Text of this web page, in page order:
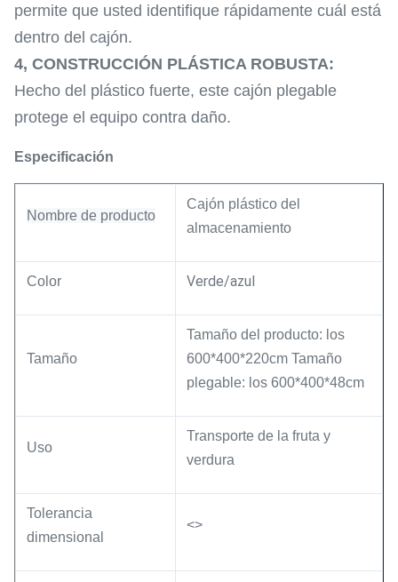
permite que usted identifique rápidamente cuál está
dentro del cajón.
4, CONSTRUCCIÓN PLÁSTICA ROBUSTA:
Hecho del plástico fuerte, este cajón plegable
protege el equipo contra daño.
Especificación
Nombre de producto
Cajón plástico del
almacenamiento
Color Verde/azul
Tamaño
Tamaño del producto: los
600*400*220cm Tamaño
plegable: los 600*400*48cm
Uso
Transporte de la fruta y
verdura
Tolerancia
dimensional
<>